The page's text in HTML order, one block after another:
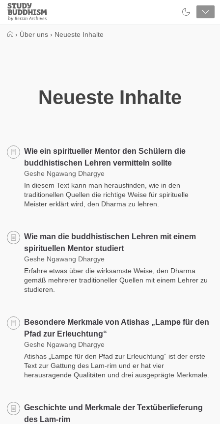
Close
Study
Buddhism
Home
› Über uns › Neueste Inhalte
Neueste Inhalte
Wie ein spiritueller Mentor den Schülern die
buddhistischen Lehren vermitteln sollte
Geshe Ngawang Dhargye
In diesem Text kann man herausfinden, wie in den
traditionellen Quellen die richtige Weise für spirituelle
Meister erklärt wird, den Dharma zu lehren.
Wie man die buddhistischen Lehren mit einem
spirituellen Mentor studiert
Geshe Ngawang Dhargye
Erfahre etwas über die wirksamste Weise, den Dharma
gemäß mehrerer traditioneller Quellen mit einem Lehrer zu
studieren.
Besondere Merkmale von Atishas „Lampe für den
Pfad zur Erleuchtung“
Geshe Ngawang Dhargye
Atishas „Lampe für den Pfad zur Erleuchtung“ ist der erste
Text zur Gattung des Lam-rim und er hat vier
herausragende Qualitäten und drei ausgeprägte Merkmale.
Geschichte und Merkmale der Textüberlieferung
des Lam-rim